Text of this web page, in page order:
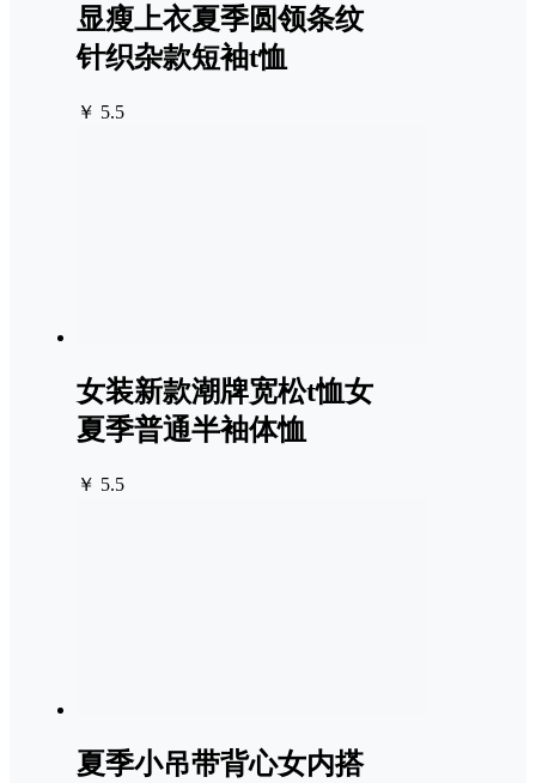
显瘦上衣夏季圆领条纹
针织杂款短袖t恤
￥ 5.5
女装新款潮牌宽松t恤女
夏季普通半袖体恤
￥ 5.5
夏季小吊带背心女内搭